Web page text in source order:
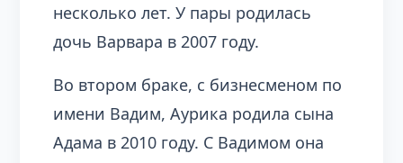
несколько лет. У пары родилась
дочь Варвара в 2007 году.
Во втором браке, с бизнесменом по
имени Вадим, Аурика родила сына
Адама в 2010 году. С Вадимом она